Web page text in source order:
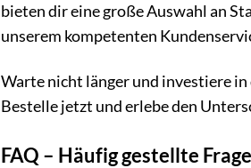
bieten dir eine große Auswahl an
unserem kompetenten
Warte nicht länger und investiere
Bestelle jetzt und erlebe den
FAQ – Häufig gestellte